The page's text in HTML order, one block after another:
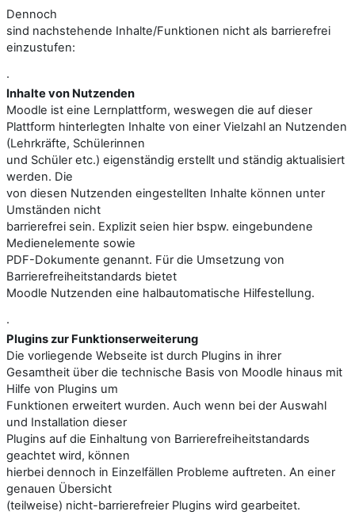
Dennoch
sind nachstehende Inhalte/Funktionen nicht als barrierefrei
einzustufen:
·
Inhalte von Nutzenden
Moodle ist eine Lernplattform, weswegen die auf dieser
Plattform hinterlegten Inhalte von einer Vielzahl an Nutzenden
(Lehrkräfte, Schülerinnen
und Schüler etc.) eigenständig erstellt und ständig aktualisiert
werden. Die
von diesen Nutzenden eingestellten Inhalte können unter
Umständen nicht
barrierefrei sein. Explizit seien hier bspw. eingebundene
Medienelemente sowie
PDF-Dokumente genannt. Für die Umsetzung von
Barrierefreiheitstandards bietet
Moodle Nutzenden eine halbautomatische Hilfestellung.
·
Plugins zur Funktionserweiterung
Die vorliegende Webseite ist durch Plugins in ihrer
Gesamtheit über die technische Basis von Moodle hinaus mit
Hilfe von Plugins um
Funktionen erweitert wurden. Auch wenn bei der Auswahl
und Installation dieser
Plugins auf die Einhaltung von Barrierefreiheitstandards
geachtet wird, können
hierbei dennoch in Einzelfällen Probleme auftreten. An einer
genauen Übersicht
(teilweise) nicht-barrierefreier Plugins wird gearbeitet.